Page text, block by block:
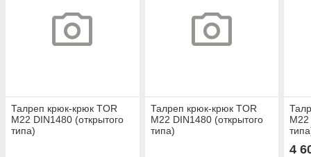
Талреп крюк-крюк TOR
М22 DIN1480 (открытого
типа)
Талреп крюк-крюк TOR
М22 DIN1480 (открытого
типа)
М22
4